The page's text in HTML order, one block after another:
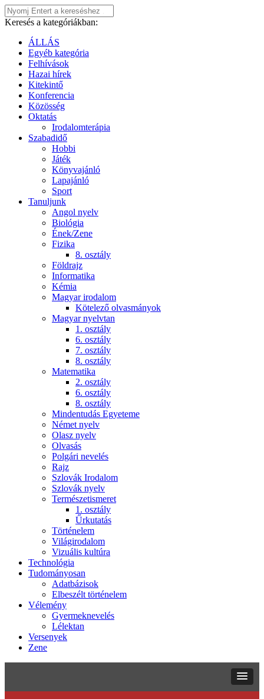
Keresés a kategóriákban:
ÁLLÁS
Egyéb kategória
Felhívások
Hazai hírek
Kitekintő
Konferencia
Közösség
Oktatás
Irodalomterápia
Szabadidő
Hobbi
Játék
Könyvajánló
Lapajánló
Sport
Tanuljunk
Angol nyelv
Biológia
Ének/Zene
Fizika
8. osztály
Földrajz
Informatika
Kémia
Magyar irodalom
Kötelező olvasmányok
Magyar nyelvtan
1. osztály
6. osztály
7. osztály
8. osztály
Matematika
2. osztály
6. osztály
8. osztály
Mindentudás Egyeteme
Német nyelv
Olasz nyelv
Olvasás
Polgári nevelés
Rajz
Szlovák Irodalom
Szlovák nyelv
Természetismeret
1. osztály
Űrkutatás
Történelem
Világirodalom
Vizuális kultúra
Technológia
Tudományosan
Adatbázisok
Elbeszélt történelem
Vélemény
Gyermeknevelés
Lélektan
Versenyek
Zene